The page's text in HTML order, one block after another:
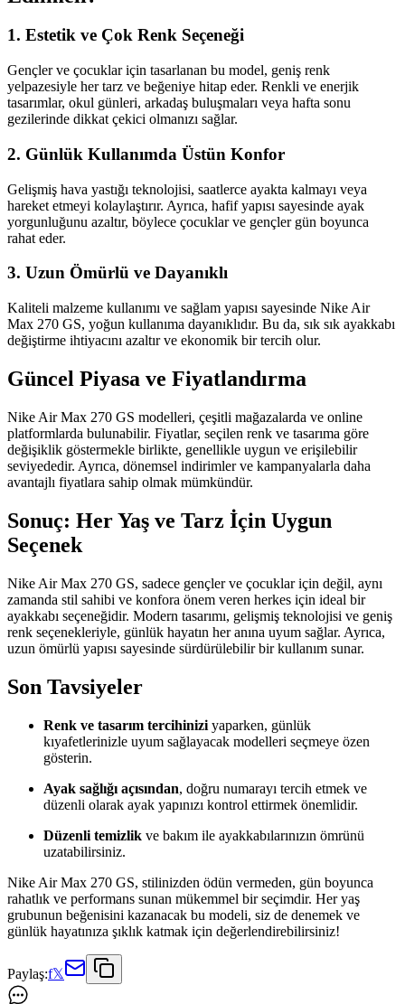
1. Estetik ve Çok Renk Seçeneği
Gençler ve çocuklar için tasarlanan bu model, geniş renk
yelpazesiyle her tarz ve beğeniye hitap eder. Renkli ve enerjik
tasarımlar, okul günleri, arkadaş buluşmaları veya hafta sonu
gezilerinde dikkat çekici olmanızı sağlar.
2. Günlük Kullanımda Üstün Konfor
Gelişmiş hava yastığı teknolojisi, saatlerce ayakta kalmayı veya
hareket etmeyi kolaylaştırır. Ayrıca, hafif yapısı sayesinde ayak
yorgunluğunu azaltır, böylece çocuklar ve gençler gün boyunca
rahat eder.
3. Uzun Ömürlü ve Dayanıklı
Kaliteli malzeme kullanımı ve sağlam yapısı sayesinde Nike Air
Max 270 GS, yoğun kullanıma dayanıklıdır. Bu da, sık sık ayakkabı
değiştirme ihtiyacını azaltır ve ekonomik bir tercih olur.
Güncel Piyasa ve Fiyatlandırma
Nike Air Max 270 GS modelleri, çeşitli mağazalarda ve online
platformlarda bulunabilir. Fiyatlar, seçilen renk ve tasarıma göre
değişiklik göstermekle birlikte, genellikle uygun ve erişilebilir
seviyededir. Ayrıca, dönemsel indirimler ve kampanyalarla daha
avantajlı fiyatlara sahip olmak mümkündür.
Sonuç: Her Yaş ve Tarz İçin Uygun
Seçenek
Nike Air Max 270 GS, sadece gençler ve çocuklar için değil, aynı
zamanda stil sahibi ve konfora önem veren herkes için ideal bir
ayakkabı seçeneğidir. Modern tasarımı, gelişmiş teknolojisi ve geniş
renk seçenekleriyle, günlük hayatın her anına uyum sağlar. Ayrıca,
uzun ömürlü yapısı sayesinde sürdürülebilir bir kullanım sunar.
Son Tavsiyeler
Renk ve tasarım tercihinizi yaparken, günlük
kıyafetlerinizle uyum sağlayacak modelleri seçmeye özen
gösterin.
Ayak sağlığı açısından, doğru numarayı tercih etmek ve
düzenli olarak ayak yapınızı kontrol ettirmek önemlidir.
Düzenli temizlik ve bakım ile ayakkabılarınızın ömrünü
uzatabilirsiniz.
Nike Air Max 270 GS, stilinizden ödün vermeden, gün boyunca
rahatlık ve performans sunan mükemmel bir seçimdir. Her yaş
grubunun beğenisini kazanacak bu modeli, siz de denemek ve
günlük hayatınıza şıklık katmak için değerlendirebilirsiniz!
Paylaş:f𝕏